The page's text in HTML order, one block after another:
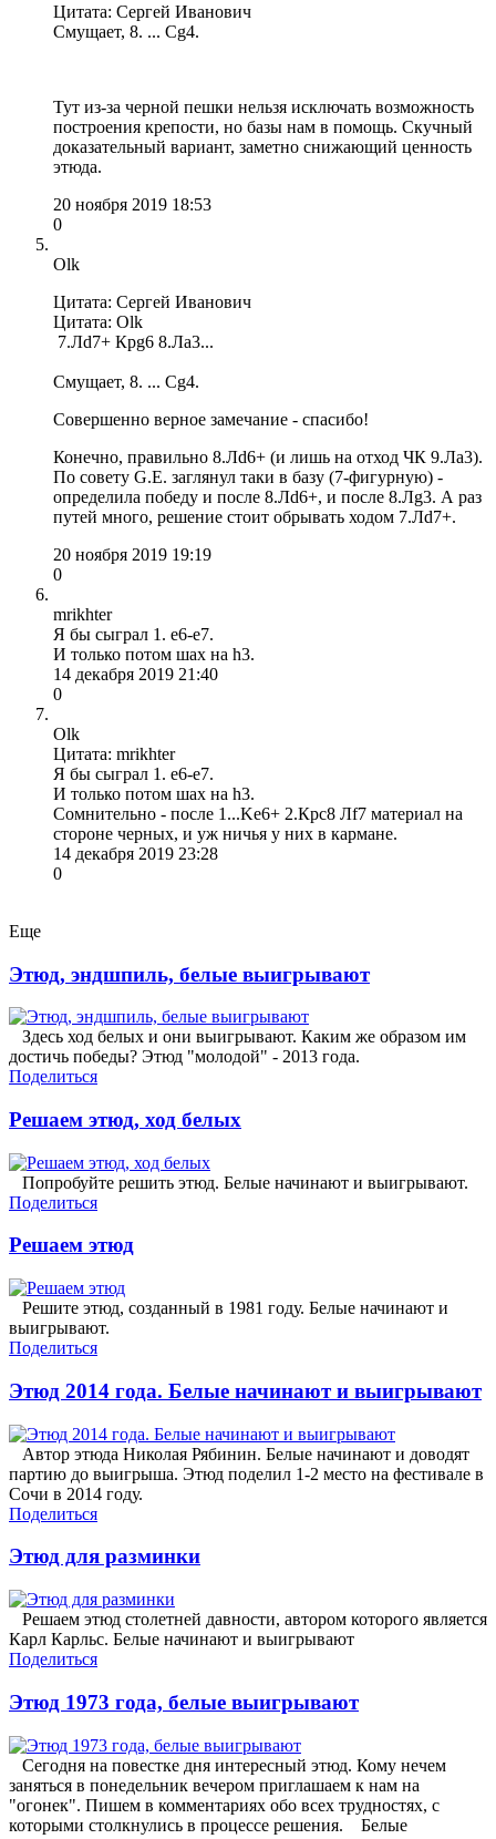
Цитата: Сергей Иванович
Смущает, 8. ... Сg4.
Тут из-за черной пешки нельзя исключать возможность
построения крепости, но базы нам в помощь. Скучный
доказательный вариант, заметно снижающий ценность
этюда.
20 ноября 2019 18:53
0
Olk
Цитата: Сергей Иванович
Цитата: Olk
7.Лd7+ Крg6 8.Лa3...
Смущает, 8. ... Сg4.
Совершенно верное замечание - спасибо!
Конечно, правильно 8.Лd6+ (и лишь на отход ЧК 9.Лa3).
По совету G.E. заглянул таки в базу (7-фигурную) -
определила победу и после 8.Лd6+, и после 8.Лg3. А раз
путей много, решение стоит обрывать ходом 7.Лd7+.
20 ноября 2019 19:19
0
mrikhter
Я бы сыграл 1. е6-е7.
И только потом шах на h3.
14 декабря 2019 21:40
0
Olk
Цитата: mrikhter
Я бы сыграл 1. е6-е7.
И только потом шах на h3.
Сомнительно - после 1...Ke6+ 2.Крс8 Лf7 материал на
стороне черных, и уж ничья у них в кармане.
14 декабря 2019 23:28
0
Еще
Этюд, эндшпиль, белые выигрывают
Здесь ход белых и они выигрывают. Каким же образом им
достичь победы? Этюд "молодой" - 2013 года.
Поделиться
Решаем этюд, ход белых
Попробуйте решить этюд. Белые начинают и выигрывают.
Поделиться
Решаем этюд
Решите этюд, созданный в 1981 году. Белые начинают и
выигрывают.
Поделиться
Этюд 2014 года. Белые начинают и выигрывают
Автор этюда Николая Рябинин. Белые начинают и доводят
партию до выигрыша. Этюд поделил 1-2 место на фестивале в
Сочи в 2014 году.
Поделиться
Этюд для разминки
Решаем этюд столетней давности, автором которого является
Карл Карльс. Белые начинают и выигрывают
Поделиться
Этюд 1973 года, белые выигрывают
Сегодня на повестке дня интересный этюд. Кому нечем
заняться в понедельник вечером приглашаем к нам на
"огонек". Пишем в комментариях обо всех трудностях, с
которыми столкнулись в процессе решения. Белые